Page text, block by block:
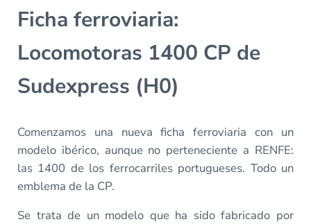
Ficha ferroviaria:
Locomotoras 1400 CP de
Sudexpress (H0)
Comenzamos una nueva ficha ferroviaria con un
modelo ibérico, aunque no perteneciente a RENFE:
las 1400 de los ferrocarriles portugueses. Todo un
emblema de la CP.
Se trata de un modelo que ha sido fabricado por